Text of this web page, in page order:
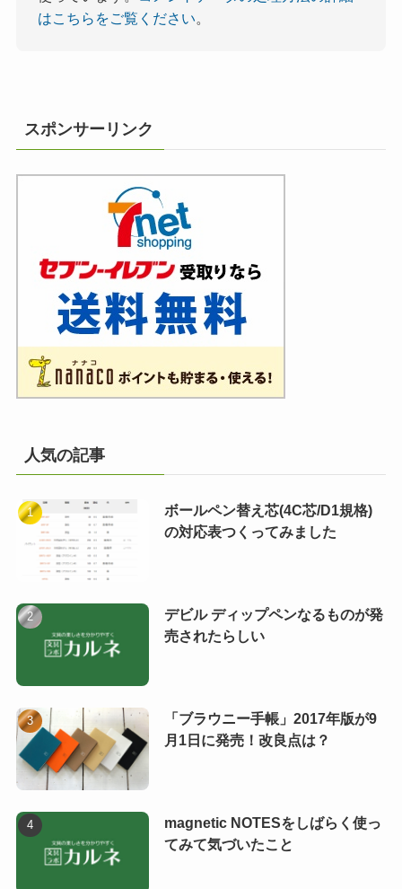
はこちらをご覧ください。
スポンサーリンク
人気の記事
ボールペン替え芯(4C芯/D1規格)
の対応表つくってみました
デビル ディップペンなるものが発
売されたらしい
「ブラウニー手帳」2017年版が9
月1日に発売！改良点は？
magnetic NOTESをしばらく使っ
てみて気づいたこと